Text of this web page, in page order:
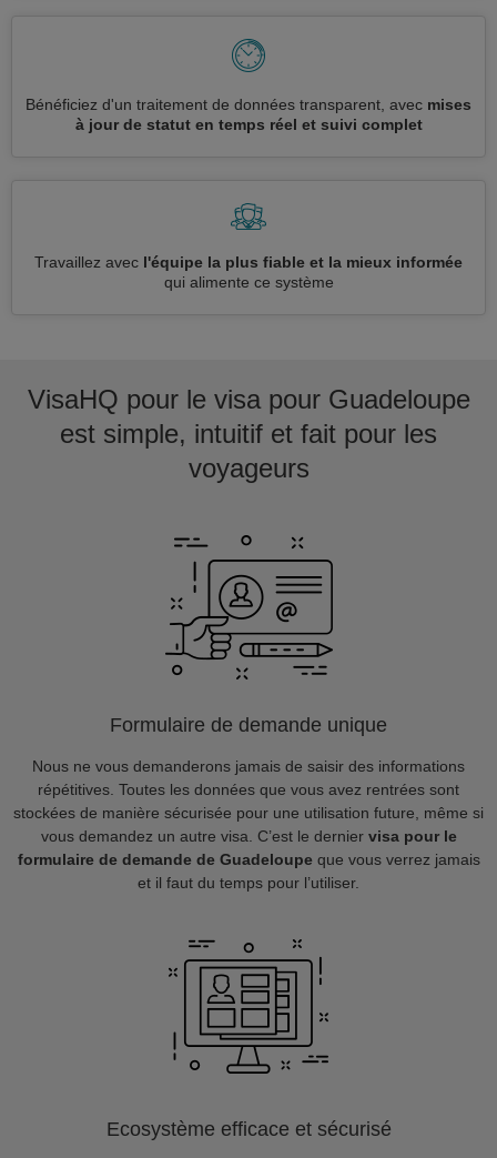
Bénéficiez d'un traitement de données transparent, avec mises
à jour de statut en temps réel et suivi complet
Travaillez avec l'équipe la plus fiable et la mieux informée
qui alimente ce système
VisaHQ pour le visa pour Guadeloupe
est simple, intuitif et fait pour les
voyageurs
Formulaire de demande unique
Nous ne vous demanderons jamais de saisir des informations
répétitives. Toutes les données que vous avez rentrées sont
stockées de manière sécurisée pour une utilisation future, même si
vous demandez un autre visa. C’est le dernier visa pour le
formulaire de demande de Guadeloupe que vous verrez jamais
et il faut du temps pour l’utiliser.
Ecosystème efficace et sécurisé